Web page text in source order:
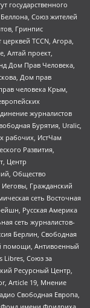
государственного
Союз жителей
Гринпис
TCCN, Агора,
Алтай проект,
Дом Прав Человека,
Дом прав
человека Крым,
журналистов
Бурятия, Uralic,
рабочих, ИстЧам
Развития,
Центр
Общество
Гражданский
сеть Восточная
Русская Америка
сеть журналистов-
Берлин, Свободная
помощи, Антивоенный
Libres, Союз за
Ресурсный Центр,
Article 19, Мнение
Свободная Европа,